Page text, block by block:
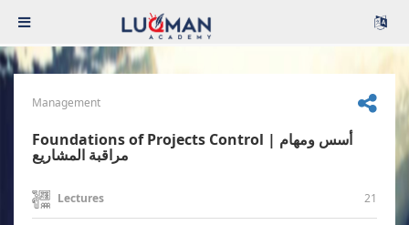
Management
Foundations of Projects Control | أسس ومهام
مراقبة المشاريع
Lectures 21